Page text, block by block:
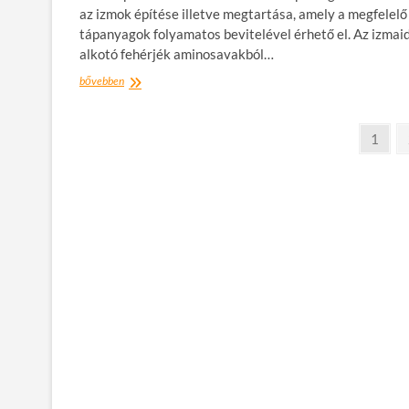
az izmok építése illetve megtartása, amely a megfelelő
tápanyagok folyamatos bevitelével érhető el. Az
alkotó fehérjék aminosavakból…
bővebbenAminosavak:
oldal
1